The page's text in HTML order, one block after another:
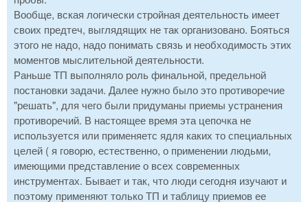
Вообще, вская логически стройная деятельность имеет
своих предтеч, выглядящих не так организовано. Бояться
этого не надо, надо понимать связь и необходимость этих
моментов мыслительной деятельности.
Раньше ТП выполняло роль финальной, предельной
постановки задачи. Далее нужно было это противоречие
"решать", для чего были придуманы приемы устранения
противоречий. В настоящее время эта цепочка не
используется или применяетс ядля каких то специальных
целей ( я говорю, естественно, о применении людьми,
имеющими представление о всех современных
инструментах. Бывает и так, что люди сегодня изучают и
поэтому применяют только ТП и таблицу приемов ее